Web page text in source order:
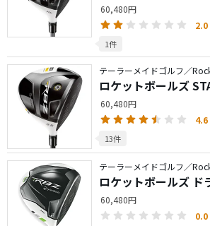
60,480円
2.0
1件
テーラーメイドゴルフ／
ロケットボールズ
60,480円
4.6
13件
テーラーメイドゴルフ／
ロケットボールズ ド
60,480円
0.0